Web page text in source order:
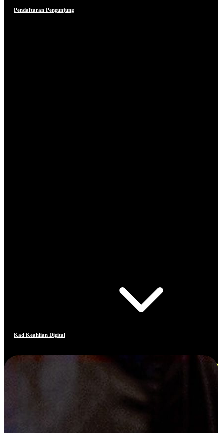
Pendaftaran Pengunjung
Kad Keahlian Digital